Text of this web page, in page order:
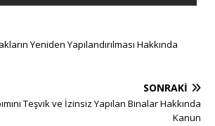
Yeniden Yapılandırılması Hakkında
SONRAKI
Teşvik ve İzinsiz Yapılan Binalar Hakkında
Kanun